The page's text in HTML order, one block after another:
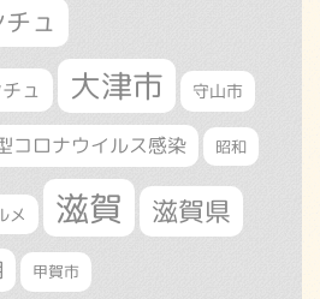
ュ
ュ 大津市 守山市
コロナウイルス感染 昭和
メ 滋賀 滋賀県
甲賀市